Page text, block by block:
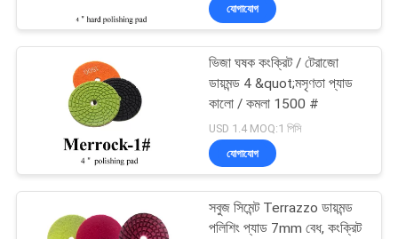
যোগাযোগ
খবর
Terrazzo তল পেষকদন্ত
88
যোগাযোগ
ভিজা ঘষক কংক্রিট / টেরাজো
ডায়মন্ড 4 &quot;মসৃণতা প্যাড
কালো / কমলা 1500 #
USD 1.4 MOQ:1 পিসি
যোগাযোগ
সবুজ সিমেন্ট Terrazzo ডায়মন্ড
পলিশিং প্যাড 7mm বেধ, কংক্রিট